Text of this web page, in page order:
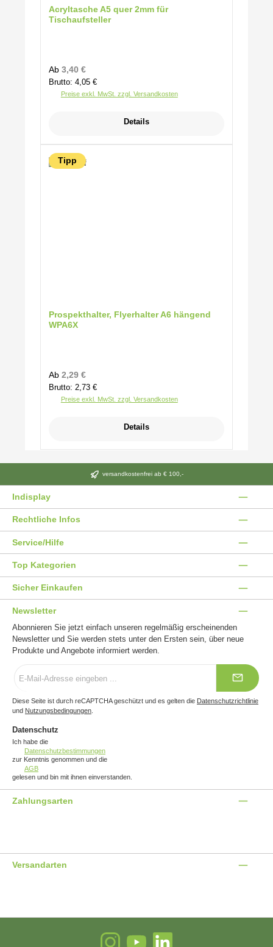
Acryltasche A5 quer 2mm für
Tischaufsteller
Regulärer Preis:
Ab 3,40 €
Brutto: 4,05 €
Preise exkl. MwSt. zzgl. Versandkosten
Details
Tipp
Prospekthalter, Flyerhalter A6 hängend
WPA6X
Regulärer Preis:
Ab 2,29 €
Brutto: 2,73 €
Preise exkl. MwSt. zzgl. Versandkosten
Details
versandkostenfrei ab € 100,-
Indisplay
Rechtliche Infos
Service/Hilfe
Top Kategorien
Sicher Einkaufen
Newsletter
Abonnieren Sie jetzt einfach unseren regelmäßig erscheinenden
Newsletter und Sie werden stets unter den Ersten sein, über neue
Produkte und Angebote informiert werden.
Mail-
Diese Seite ist durch reCAPTCHA geschützt und es gelten die Datenschutzrichtlinie
und Nutzungsbedingungen
Datenschutz
Ich habe die
Datenschutzbestimmungen
zur Kenntnis genommen und die
AGB
gelesen und bin mit ihnen einverstanden.
Zahlungsarten
Versandarten